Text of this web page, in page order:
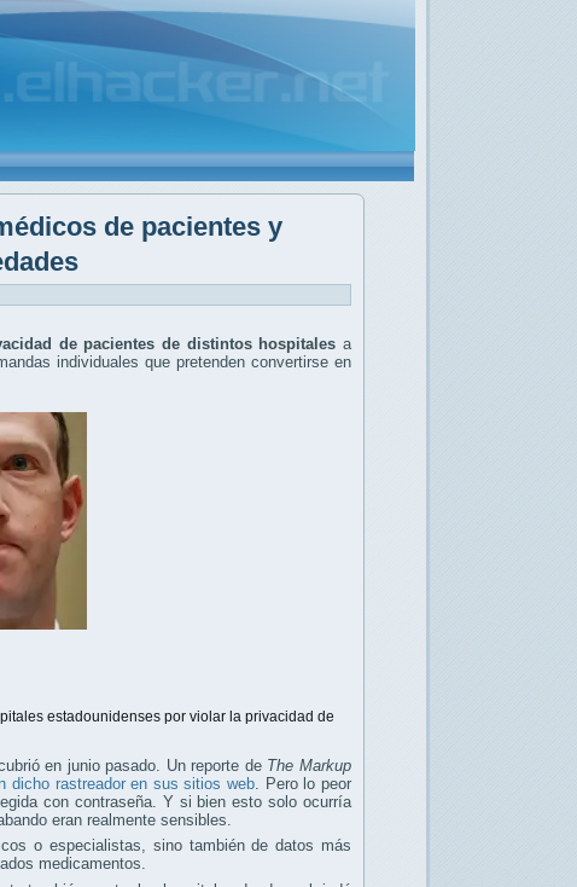
de pacientes y
de pacientes de distintos hospitales a
individuales que pretenden convertirse en
estadounidenses por violar la privacidad de
en junio pasado. Un reporte de The Markup
dicho rastreador en sus sitios web . Pero lo peor
con contraseña. Y si bien esto solo ocurría
eran realmente sensibles.
o especialistas, sino también de datos más
medicamentos.